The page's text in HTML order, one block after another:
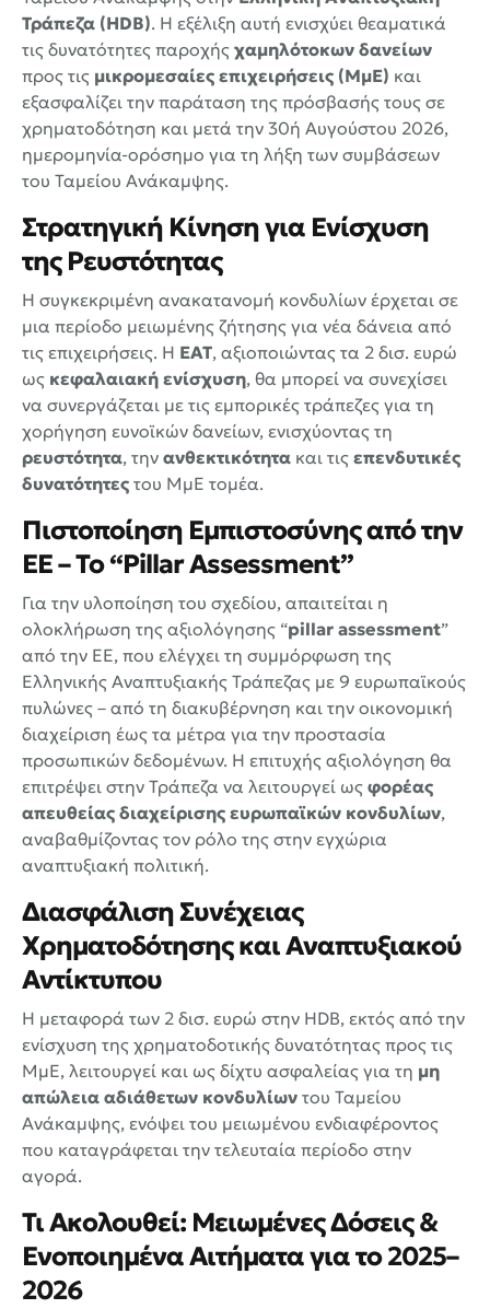
Τράπεζα (HDB). Η εξέλιξη αυτή ενισχύει θεαματικά
τις δυνατότητες παροχής χαμηλότοκων δανείων
προς τις μικρομεσαίες επιχειρήσεις (ΜμΕ) και
εξασφαλίζει την παράταση της πρόσβασής τους σε
χρηματοδότηση και μετά την 30ή Αυγούστου 2026,
ημερομηνία-ορόσημο για τη λήξη των συμβάσεων
του Ταμείου Ανάκαμψης.
Στρατηγική Κίνηση για Ενίσχυση
της Ρευστότητας
Η συγκεκριμένη ανακατανομή κονδυλίων έρχεται σε
μια περίοδο μειωμένης ζήτησης για νέα δάνεια από
τις επιχειρήσεις. Η ΕΑΤ, αξιοποιώντας τα 2 δισ. ευρώ
ως κεφαλαιακή ενίσχυση, θα μπορεί να συνεχίσει
να συνεργάζεται με τις εμπορικές τράπεζες για τη
χορήγηση ευνοϊκών δανείων, ενισχύοντας τη
ρευστότητα, την ανθεκτικότητα και τις επενδυτικές
δυνατότητες του ΜμΕ τομέα.
Πιστοποίηση Εμπιστοσύνης από την
ΕΕ – Το “Pillar Assessment”
Για την υλοποίηση του σχεδίου, απαιτείται η
ολοκλήρωση της αξιολόγησης “pillar assessment”
από την ΕΕ, που ελέγχει τη συμμόρφωση της
Ελληνικής Αναπτυξιακής Τράπεζας με 9 ευρωπαϊκούς
πυλώνες – από τη διακυβέρνηση και την οικονομική
διαχείριση έως τα μέτρα για την προστασία
προσωπικών δεδομένων. Η επιτυχής αξιολόγηση θα
επιτρέψει στην Τράπεζα να λειτουργεί ως φορέας
απευθείας διαχείρισης ευρωπαϊκών κονδυλίων,
αναβαθμίζοντας τον ρόλο της στην εγχώρια
αναπτυξιακή πολιτική.
Διασφάλιση Συνέχειας
Χρηματοδότησης και Αναπτυξιακού
Αντίκτυπου
Η μεταφορά των 2 δισ. ευρώ στην HDB, εκτός από την
ενίσχυση της χρηματοδοτικής δυνατότητας προς τις
ΜμΕ, λειτουργεί και ως δίχτυ ασφαλείας για τη μη
απώλεια αδιάθετων κονδυλίων του Ταμείου
Ανάκαμψης, ενόψει του μειωμένου ενδιαφέροντος
που καταγράφεται την τελευταία περίοδο στην
αγορά.
Τι Ακολουθεί: Μειωμένες Δόσεις &
Ενοποιημένα Αιτήματα για το 2025–
2026